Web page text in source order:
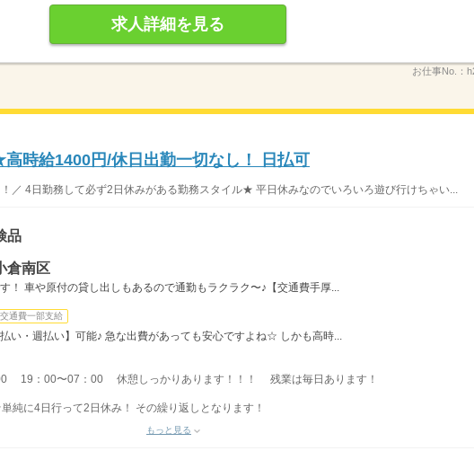
求人詳細を見る
お仕事No.：
時給1400円/休日出勤一切なし！ 日払可
／ 4日勤務して必ず2日休みがある勤務スタイル★ 平日休みなのでいろいろ遊び行けちゃい...
品
倉南区
！ 車や原付の貸し出しもあるので通勤もラクラク〜♪【交通費手厚...
交通費一部支給
い・週払い】可能♪ 急な出費があっても安心ですよね☆ しかも高時...
19：00〜07：00 休憩しっかりあります！！！ 残業は毎日あります！
純に4日行って2日休み！ その繰り返しとなります！
もっと見る